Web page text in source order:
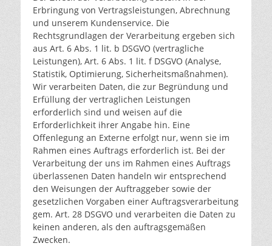
Erbringung von Vertragsleistungen, Abrechnung
und unserem Kundenservice. Die
Rechtsgrundlagen der Verarbeitung ergeben sich
aus Art. 6 Abs. 1 lit. b DSGVO (vertragliche
Leistungen), Art. 6 Abs. 1 lit. f DSGVO (Analyse,
Statistik, Optimierung, Sicherheitsmaßnahmen).
Wir verarbeiten Daten, die zur Begründung und
Erfüllung der vertraglichen Leistungen
erforderlich sind und weisen auf die
Erforderlichkeit ihrer Angabe hin. Eine
Offenlegung an Externe erfolgt nur, wenn sie im
Rahmen eines Auftrags erforderlich ist. Bei der
Verarbeitung der uns im Rahmen eines Auftrags
überlassenen Daten handeln wir entsprechend
den Weisungen der Auftraggeber sowie der
gesetzlichen Vorgaben einer Auftragsverarbeitung
gem. Art. 28 DSGVO und verarbeiten die Daten zu
keinen anderen, als den auftragsgemäßen
Zwecken.